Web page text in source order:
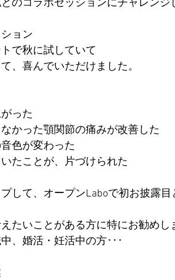
のコラボセッションにチャレンジ
ョン
で秋に試していて
、喜んでいただけました。
った
かった顎関節の痛みが改善した
色が変わった
たことが、片づけられた
して、オープンLaboで初お披露目
たいことがある方に特にお勧めし
、婚活・妊活中の方･･･